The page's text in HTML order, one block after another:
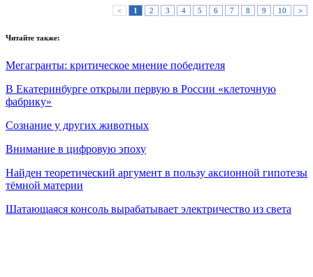
< 1 2 3 4 5 6 7 8 9 10 >
Читайте также:
Мегагранты: критическое мнение победителя
В Екатеринбурге открыли первую в России «клеточную
фабрику»
Сознание у других животных
Внимание в цифровую эпоху
Найден теоретический аргумент в пользу аксионной гипотезы
тёмной материи
Шатающаяся консоль вырабатывает электричество из света